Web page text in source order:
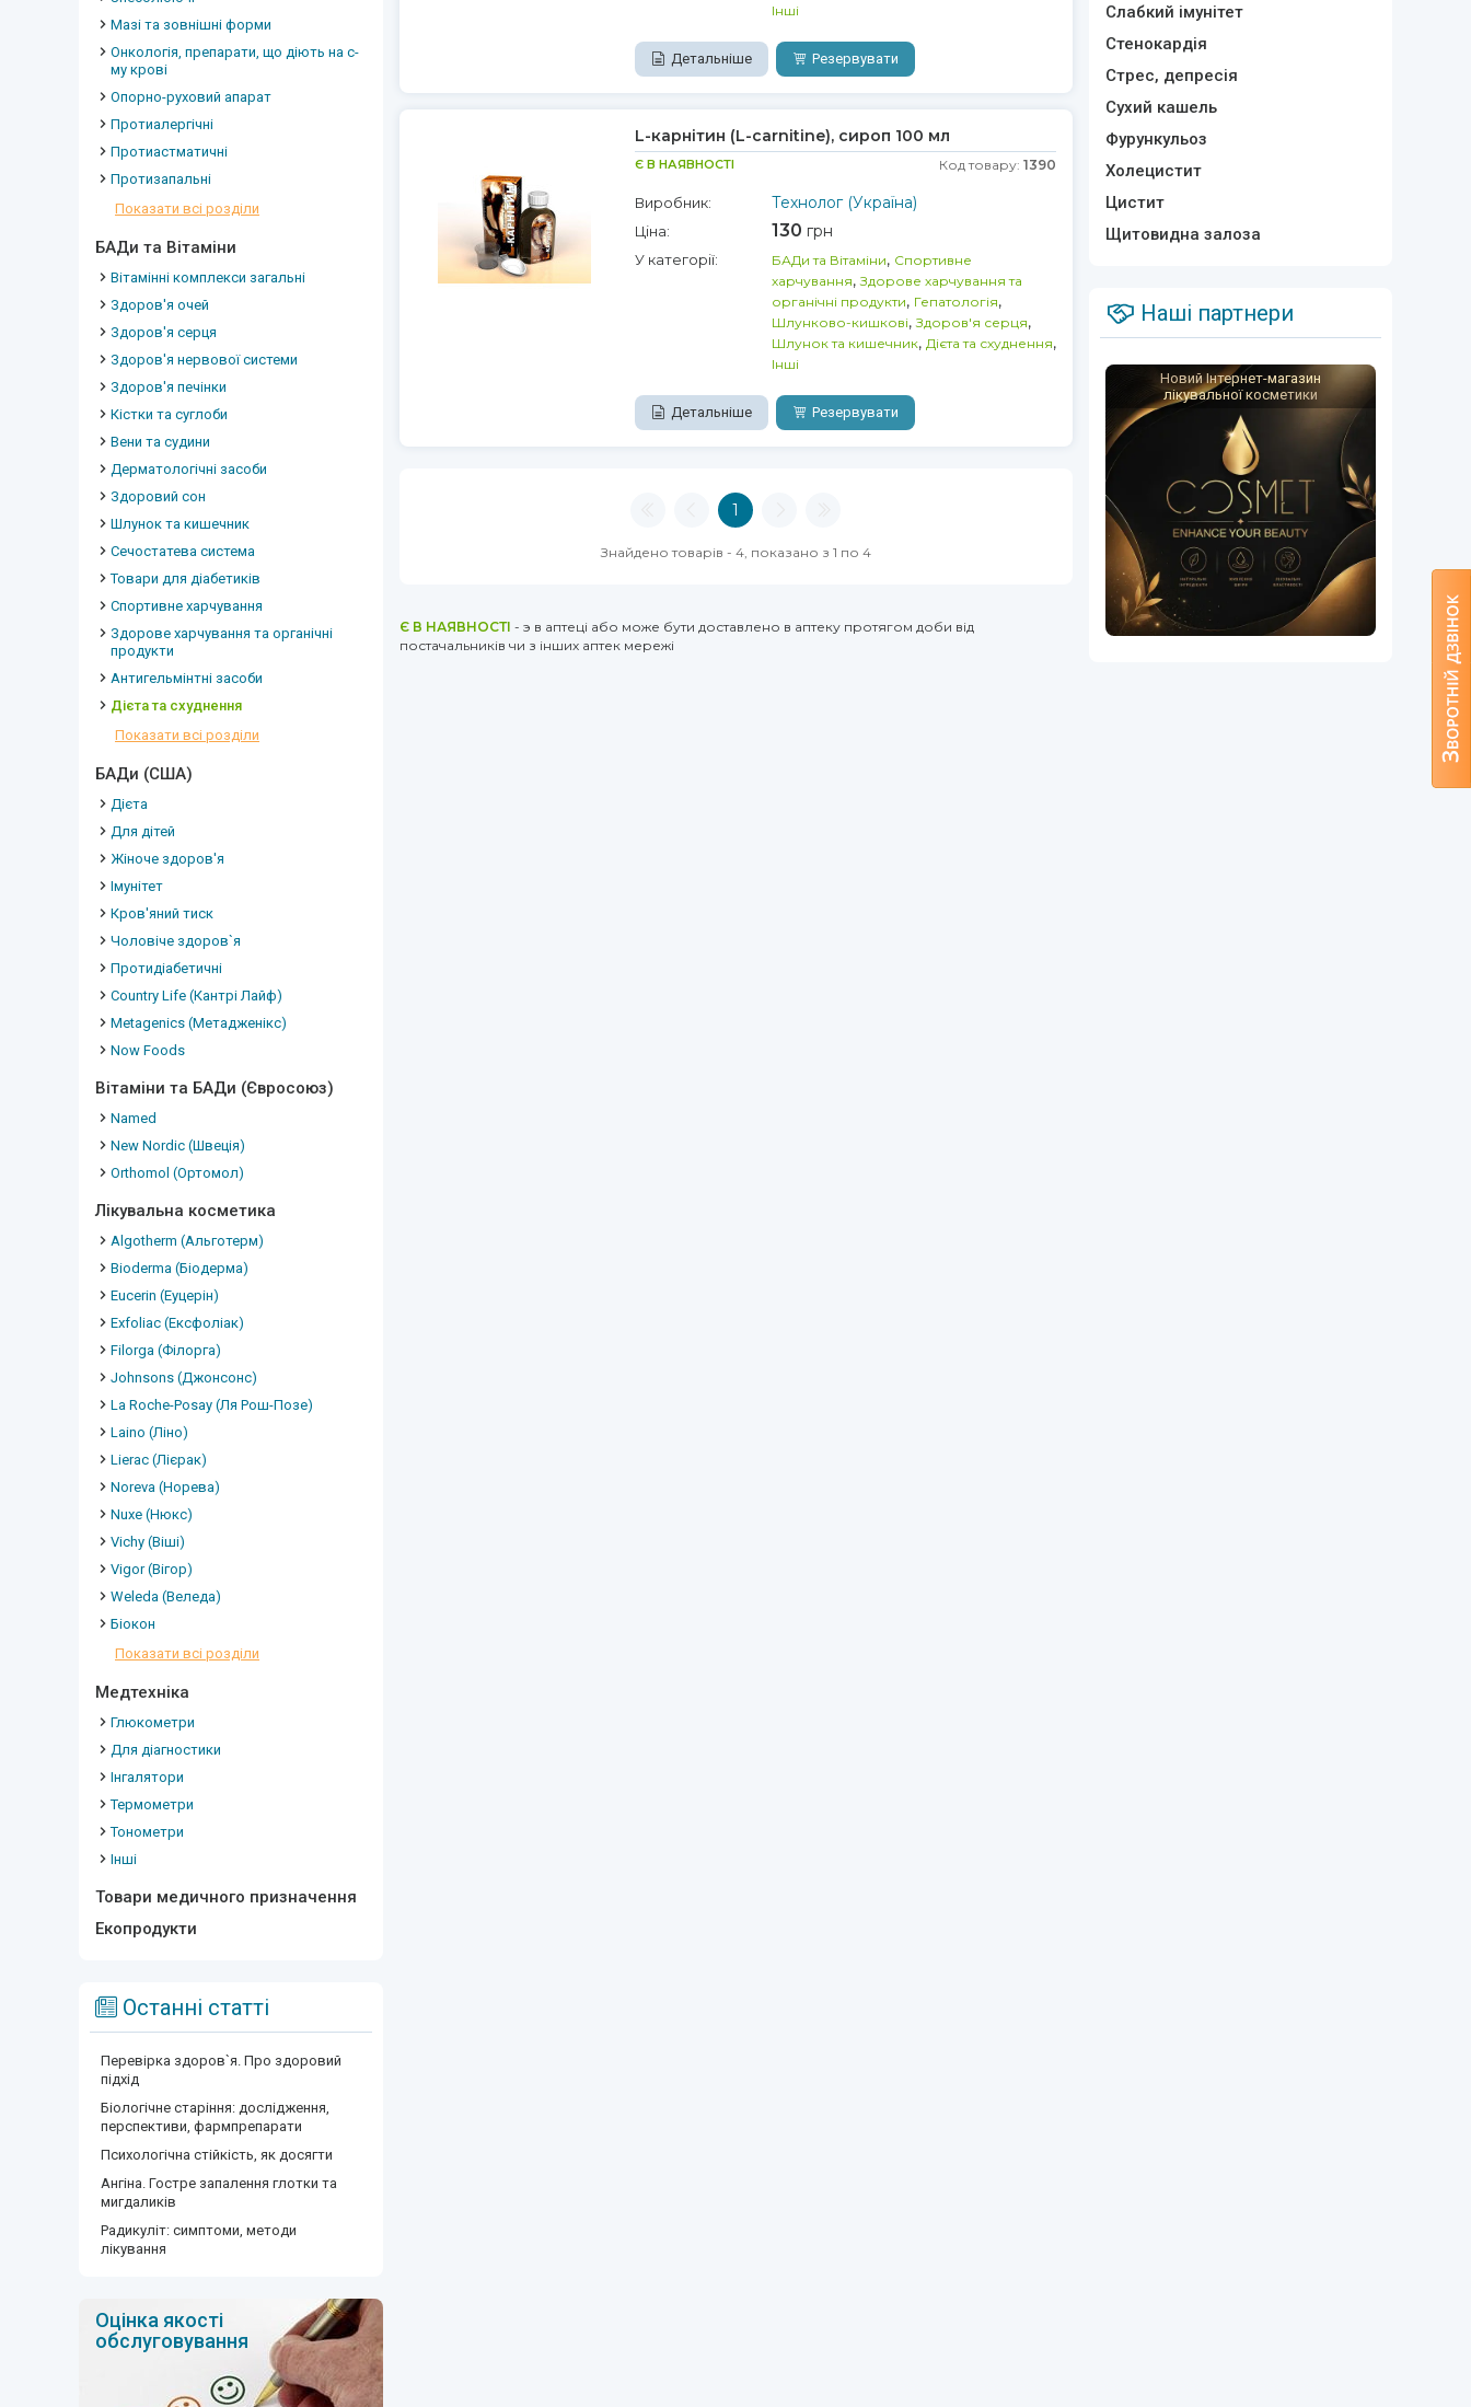
Мазі та зовнішні форми
Онкологія, препарати, що діють на с-
му крові
Опорно-руховий апарат
Протиалергічні
Протиастматичні
Протизапальні
Показати всі розділи
БАДи та Вітаміни
Вітамінні комплекси загальні
Здоров'я очей
Здоров'я серця
Здоров'я нервової системи
Здоров'я печінки
Кістки та суглоби
Вени та судини
Дерматологічні засоби
Здоровий сон
Шлунок та кишечник
Сечостатева система
Товари для діабетиків
Спортивне харчування
Здорове харчування та органічні
продукти
Антигельмінтні засоби
Дієта та схуднення
Показати всі розділи
БАДи (США)
Дієта
Для дітей
Жіноче здоров'я
Імунітет
Кров'яний тиск
Чоловіче здоров`я
Протидіабетичні
Country Life (Кантрі Лайф)
Metagenics (Метадженікс)
Now Foods
Вітаміни та БАДи (Євросоюз)
Named
New Nordic (Швеція)
Orthomol (Ортомол)
Лікувальна косметика
Algotherm (Альготерм)
Bioderma (Біодерма)
Eucerin (Еуцерін)
Exfoliac (Ексфоліак)
Filorga (Філорга)
Johnsons (Джонсонс)
La Roche-Posay (Ля Рош-Позе)
Laino (Ліно)
Lierac (Лієрак)
Noreva (Норева)
Nuxe (Нюкс)
Vichy (Віші)
Vigor (Вігор)
Weleda (Веледа)
Біокон
Показати всі розділи
Медтехніка
Глюкометри
Для діагностики
Інгалятори
Термометри
Тонометри
Інші
Товари медичного призначення
Екопродукти
Останні статті
Перевірка здоров`я. Про здоровий
підхід
Біологічне старіння: дослідження,
перспективи, фармпрепарати
Психологічна стійкість, як досягти
Ангіна. Гостре запалення глотки та
мигдаликів
Радикуліт: симптоми, методи
лікування
Оцінка якості
обслуговування
Інші
Детальніше Резервувати
L-карнітин (L-carnitine), сироп 100 мл
Є В НАЯВНОСТІ Код товару: 1390
Виробник: Технолог (Україна)
Ціна: 130 грн
У категорії: БАДи та Вітаміни, Спортивне
харчування,Здорове харчування та
органічні продукти, Гепатологія,
Шлунково-кишкові,Здоров'я серця,
Шлунок та кишечник, Дієта та схуднення,
Інші
Детальніше Резервувати
1
Знайдено товарів - 4, показано з 1 по 4
Є В НАЯВНОСТІ - э в аптеці або може бути доставлено в аптеку протягом доби від
постачальників чи з інших аптек мережі
Слабкий імунітет
Стенокардія
Стрес, депресія
Сухий кашель
Фурункульоз
Холецистит
Цистит
Щитовидна залоза
Наші партнери
Новий Інтернет-магазин
лікувальної косметики